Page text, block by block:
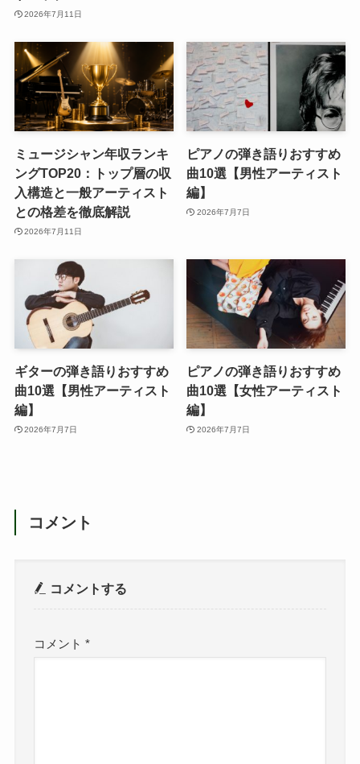
2026年7月11日
ミュージシャン年収ランキ
ングTOP20：トップ層の収
入構造と一般アーティスト
との格差を徹底解説
2026年7月11日
ピアノの弾き語りおすすめ
曲10選【男性アーティスト
編】
2026年7月7日
ギターの弾き語りおすすめ
曲10選【男性アーティスト
編】
2026年7月7日
ピアノの弾き語りおすすめ
曲10選【女性アーティスト
編】
2026年7月7日
コメント
コメントする
コメント*